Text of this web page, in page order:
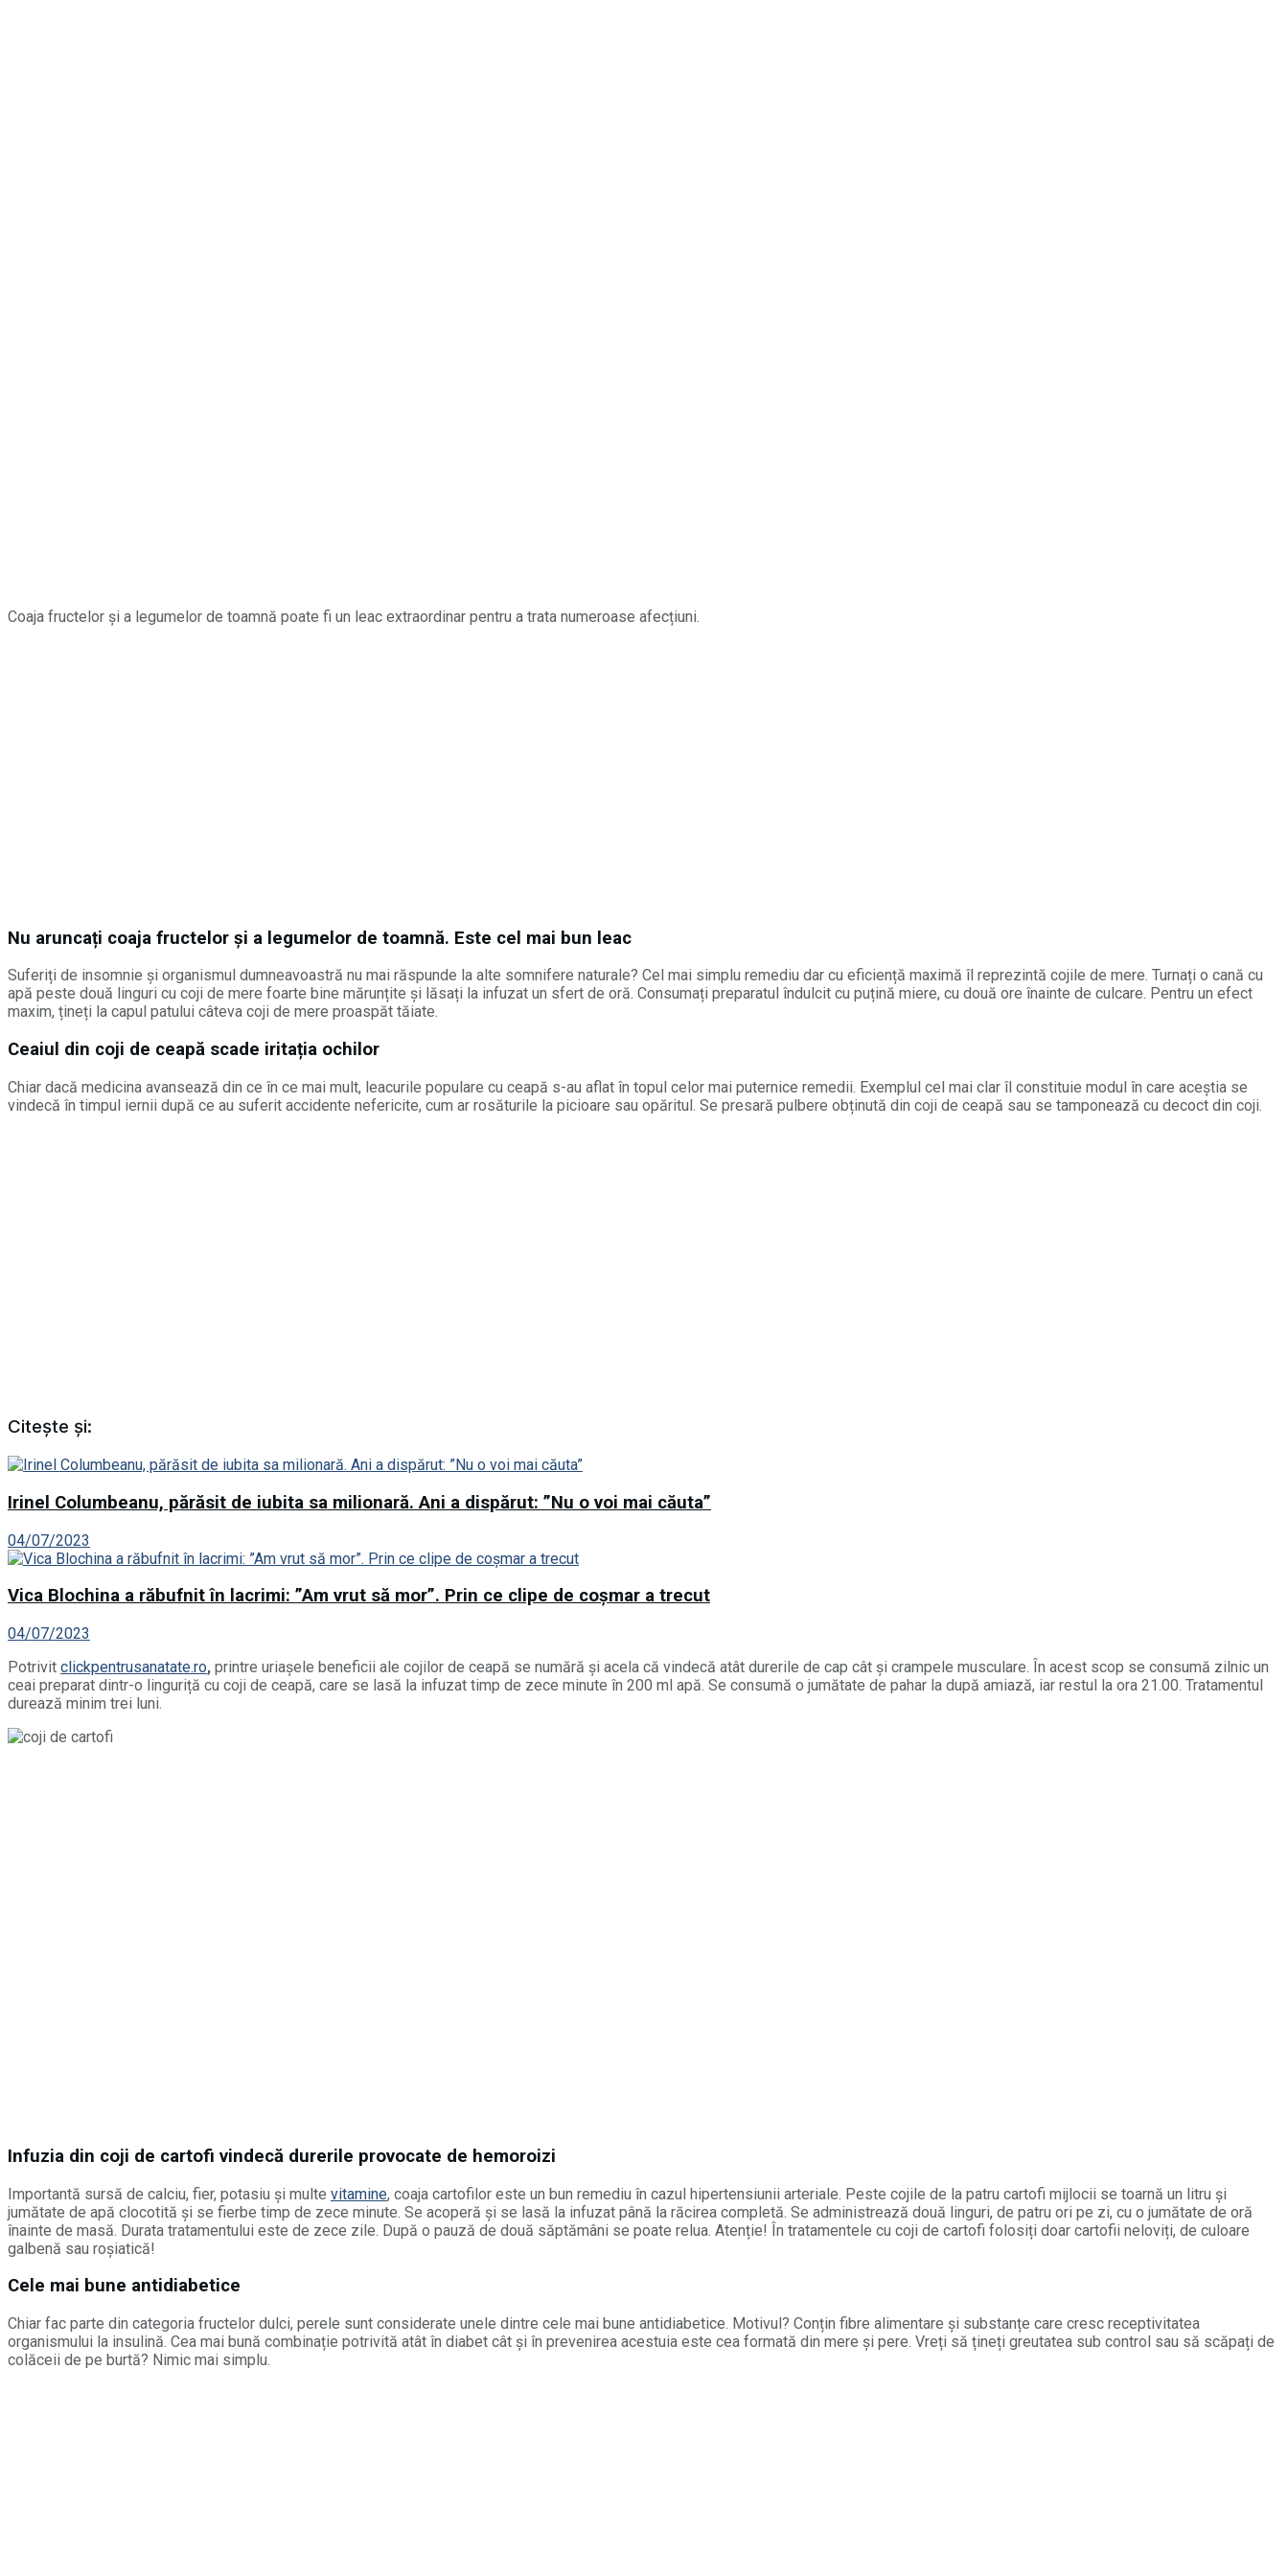
Coaja fructelor și a legumelor de toamnă poate fi un leac extraordinar pentru a trata numeroase afecțiuni.
Nu aruncați coaja fructelor și a legumelor de toamnă. Este cel mai bun leac
Suferiți de insomnie și organismul dumneavoastră nu mai răspunde la alte somnifere naturale? Cel mai simplu remediu dar cu eficiență maximă îl reprezintă cojile de mere. Turnați o cană cu
apă peste două linguri cu coji de mere foarte bine mărunțite și lăsați la infuzat un sfert de oră. Consumați preparatul îndulcit cu puțină miere, cu două ore înainte de culcare. Pentru un efect
maxim, țineți la capul patului câteva coji de mere proaspăt tăiate.
Ceaiul din coji de ceapă scade iritația ochilor
Chiar dacă medicina avansează din ce în ce mai mult, leacurile populare cu ceapă s-au aflat în topul celor mai puternice remedii. Exemplul cel mai clar îl constituie modul în care aceștia se
vindecă în timpul iernii după ce au suferit accidente nefericite, cum ar rosăturile la picioare sau opăritul. Se presară pulbere obținută din coji de ceapă sau se tamponează cu decoct din coji.
Citește și:
Irinel Columbeanu, părăsit de iubita sa milionară. Ani a dispărut: ”Nu o voi mai căuta”
04/07/2023
Vica Blochina a răbufnit în lacrimi: ”Am vrut să mor”. Prin ce clipe de coșmar a trecut
04/07/2023
Potrivit clickpentrusanatate.ro, printre uriașele beneficii ale cojilor de ceapă se numără și acela că vindecă atât durerile de cap cât și crampele musculare. În acest scop se consumă zilnic un
ceai preparat dintr-o linguriță cu coji de ceapă, care se lasă la infuzat timp de zece minute în 200 ml apă. Se consumă o jumătate de pahar la după amiază, iar restul la ora 21.00. Tratamentul
durează minim trei luni.
Infuzia din coji de cartofi vindecă durerile provocate de hemoroizi
Importantă sursă de calciu, fier, potasiu și multe vitamine, coaja cartofilor este un bun remediu în cazul hipertensiunii arteriale. Peste cojile de la patru cartofi mijlocii se toarnă un litru şi
jumătate de apă clocotită și se fierbe timp de zece minute. Se acoperă şi se lasă la infuzat până la răcirea completă. Se administrează două linguri, de patru ori pe zi, cu o jumătate de oră
înainte de masă. Durata tra­tamentului este de zece zile. După o pauză de două săptămâni se poate relua. Atenție! În tratamentele cu coji de cartofi folosiți doar cartofii neloviți, de culoare
galbenă sau roșiatică!
Cele mai bune antidiabetice
Chiar fac parte din categoria fructelor dulci, perele sunt considerate unele dintre cele mai bune antidiabetice. Motivul? Conțin fibre alimentare și substanțe care cresc receptivitatea
organismului la insulină. Cea mai bună combinație potrivită atât în diabet cât și în prevenirea acestuia este cea formată din mere și pere. Vreți să țineți greutatea sub control sau să scăpați de
colăceii de pe burtă? Nimic mai simplu.